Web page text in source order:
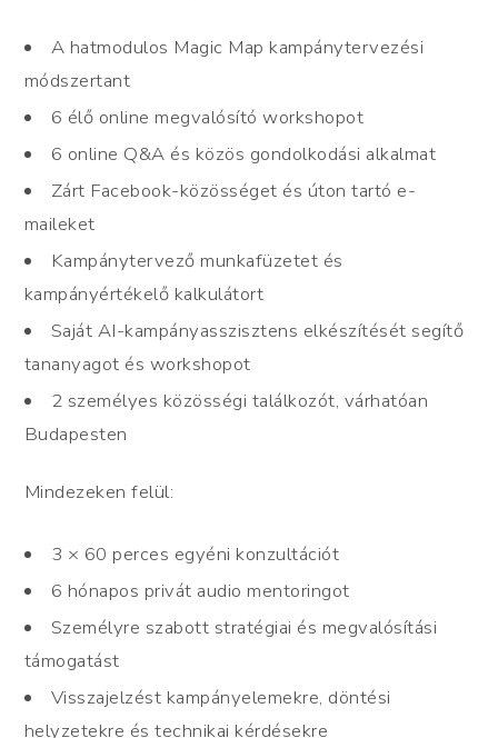
A hatmodulos Magic Map kampánytervezési
módszertant
6 élő online megvalósító workshopot
6 online Q&A és közös gondolkodási alkalmat
Zárt Facebook-közösséget és úton tartó e-
maileket
Kampánytervező munkafüzetet és
kampányértékelő kalkulátort
Saját AI-kampányasszisztens elkészítését segítő
tananyagot és workshopot
2 személyes közösségi találkozót, várhatóan
Budapesten
Mindezeken felül:
3 × 60 perces egyéni konzultációt
6 hónapos privát audio mentoringot
Személyre szabott stratégiai és megvalósítási
támogatást
Visszajelzést kampányelemekre, döntési
helyzetekre és technikai kérdésekre